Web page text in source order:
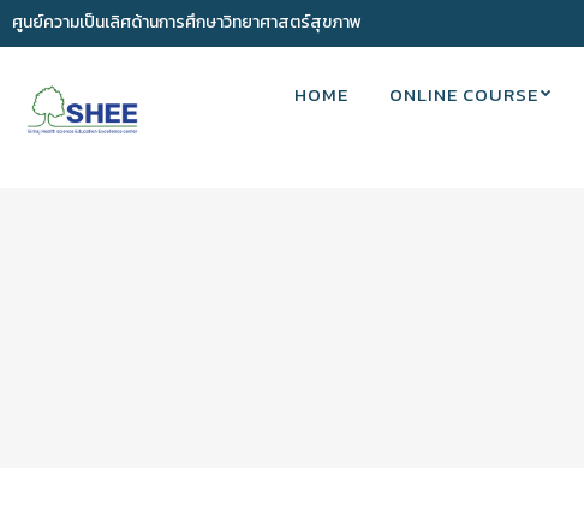
ศูนย์ความเป็นเลิศด้านการศึกษาวิทยาศาสตร์สุขภาพ
HOME ONLINE COURSE